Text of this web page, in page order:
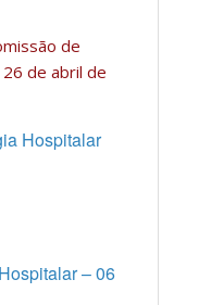
de
de abril de
Hospitalar
– 06